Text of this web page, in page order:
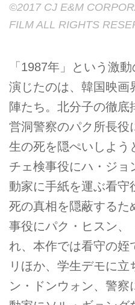
©2017 CJ E&M
FILM ALL RIGHTS
「1987年」という激
演じたのは、韓国映画
陣たち。北分子の徹底
営洞警察のパク所長役
生の死を隠ぺいしよう
チェ検事役にハ・ジョ
動家に手紙を運ぶ看守
死の真相を隠蔽するた
事役にパク・ヒスン、
れ、本作では看守の姪
リほか、学生デモに立
ン・ドンウォン、警察